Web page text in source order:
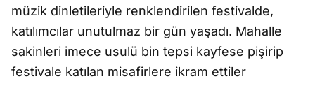
müzik dinletileriyle renklendirilen festivalde,
katılımcılar unutulmaz bir gün yaşadı. Mahalle
sakinleri imece usulü bin tepsi kayfese pişirip
festivale katılan misafirlere ikram ettiler